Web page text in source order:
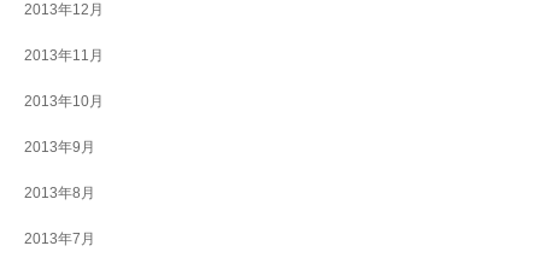
2013年12月
2013年11月
2013年10月
2013年9月
2013年8月
2013年7月